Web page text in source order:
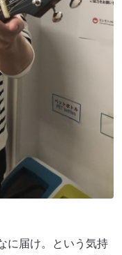
に届け。という気持